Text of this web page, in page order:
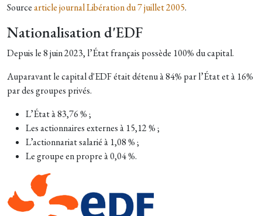
Sourcearticle journal Libération du 7 juillet 2005.
Nationalisation d'EDF
Depuis le 8 juin 2023, l’État français possède 100% du capital.
Auparavant le capital d'EDF était détenu à 84% par l’État et à 16%
par des groupes privés.
L’État à 83,76 % ;
Les actionnaires externes à 15,12 % ;
L’actionnariat salarié à 1,08 % ;
Le groupe en propre à 0,04 %.